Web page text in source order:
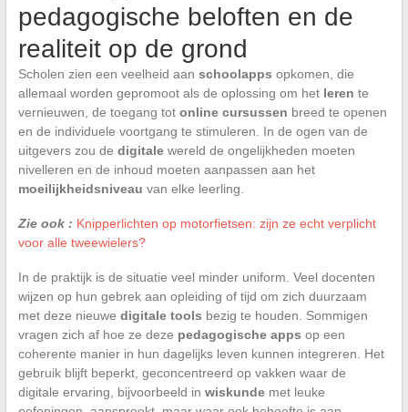
pedagogische beloften en de
realiteit op de grond
Scholen zien een veelheid aan schoolapps opkomen, die
allemaal worden gepromoot als de oplossing om het leren te
vernieuwen, de toegang tot online cursussen breed te openen
en de individuele voortgang te stimuleren. In de ogen van de
uitgevers zou de digitalewereld de ongelijkheden moeten
nivelleren en de inhoud moeten aanpassen aan het
moeilijkheidsniveau van elke leerling.
Zie ook : Knipperlichten op motorfietsen: zijn ze echt verplicht
voor alle tweewielers?
In de praktijk is de situatie veel minder uniform. Veel docenten
wijzen op hun gebrek aan opleiding of tijd om zich duurzaam
met deze nieuwe digitale tools bezig te houden. Sommigen
vragen zich af hoe ze deze pedagogische apps op een
coherente manier in hun dagelijks leven kunnen integreren. Het
gebruik blijft beperkt, geconcentreerd op vakken waar de
digitale ervaring, bijvoorbeeld in wiskundemet leuke